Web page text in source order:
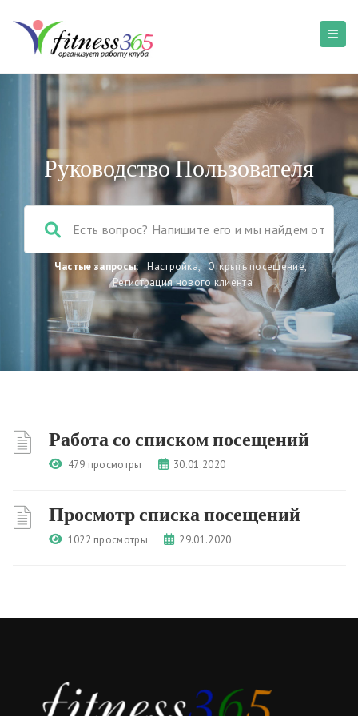
Руководство Пользователя
Частые запросы: Настройка, Открыть посещение,
Регистрация нового клиента
Работа со списком посещений
479 просмотры 30.01.2020
Просмотр списка посещений
1022 просмотры 29.01.2020